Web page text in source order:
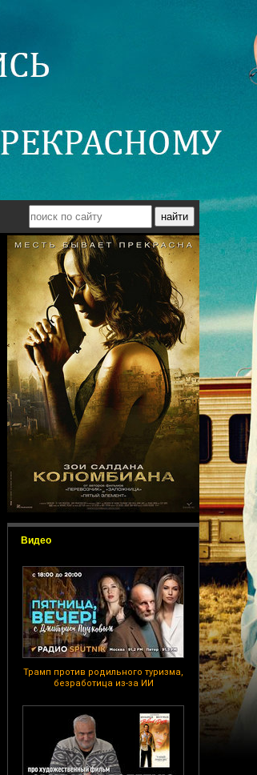
Видео
Трамп против родильного туризма,
безработица из-за ИИ